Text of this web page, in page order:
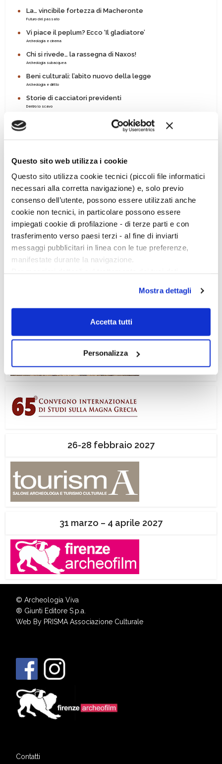
Questo sito web utilizza i cookie
Questo sito utilizza cookie tecnici (piccoli file informatici
necessari alla corretta navigazione) e, solo previo
consenso dell’utente, possono essere utilizzati anche
cookie non tecnici, in particolare possono essere
impiegati cookie di profilazione - di terze parti e con
trasferimento verso paesi terzi - al fine di inviarti
messaggi pubblicitari in linea con le tue preferenze,
manifestate durante la navigazione.
scelte privacy sui cookie, ti invitiamo a prendere visione
dell’informativa cookie.
Chiudendo il banner tramite la “X” prosegui la
dei soli cookie tecnici. Selezionando “Accetta tutti” presti
il tuo consenso alla profilazione che potrai revocare in
ogni momentoRevoca
Mostra dettagli
Accetta tutti
Personalizza
La… vincibile fortezza di Macheronte
Futuro del passato
Vi piace il peplum? Ecco ‘Il gladiatore’
Archeologia e cinema
Chi si rivede… la rassegna di Naxos!
Archeologia subacquea
Beni culturali: l’abito nuovo della legge
Archeologia e diritto
Storie di cacciatori previdenti
Dentro lo scavo
Ciclo di conferenze
26-28 febbraio 2027
31 marzo – 4 aprile 2027
© Archeologia Viva
® Giunti Editore S.p.a.
Web By PRISMA Associazione Culturale
Contatti